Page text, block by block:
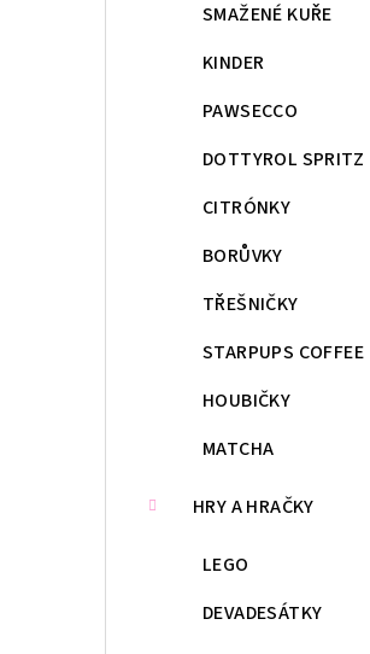
SMAŽENÉ KUŘE
KINDER
PAWSECCO
DOTTYROL SPRITZ
CITRÓNKY
BORŮVKY
TŘEŠNIČKY
STARPUPS COFFEE
HOUBIČKY
MATCHA
HRY A HRAČKY
LEGO
DEVADESÁTKY